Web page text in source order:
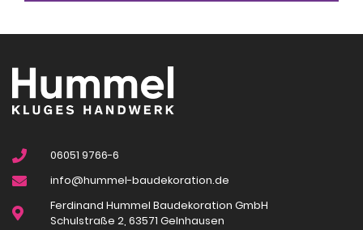
06051 9766-6
info@hummel-baudekoration.de
Ferdinand Hummel Baudekoration GmbH
Schulstraße 2, 63571 Gelnhausen